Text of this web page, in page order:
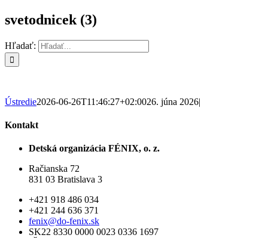
svetodnicek (3)
Hľadať:
Ústredie2026-06-26T11:46:27+02:0026. júna 2026|
Kontakt
Detská organizácia FÉNIX, o. z.
Račianska 72
831 03 Bratislava 3
+421 918 486 034
+421 244 636 371
fenix@do-fenix.sk
SK22 8330 0000 0023 0336 1697